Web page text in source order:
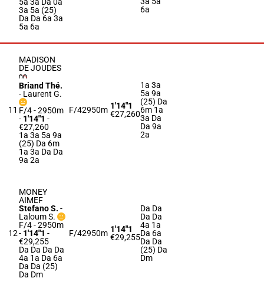
3a 5a (25)
Da Da 6a 3a
5a 6a
6a
11
MADISON
DE JOUDES
Briand Thé.
- Laurent G.
F/4 - 2950m
- 1'14"1 -
€27,260
1a 3a 5a 9a
(25) Da 6m
1a 3a Da Da
9a 2a
F/42950m 1'14"1
€27,260
1a 3a
5a 9a
(25) Da
6m 1a
3a Da
Da 9a
2a
12
MONEY
AIMEF
Stefano S. -
Laloum S.
F/4 - 2950m
- 1'14"1 -
€29,255
Da Da Da Da
4a 1a Da 6a
Da Da (25)
Da Dm
F/42950m 1'14"1
€29,255
Da Da
Da Da
4a 1a
Da 6a
Da Da
(25) Da
Dm